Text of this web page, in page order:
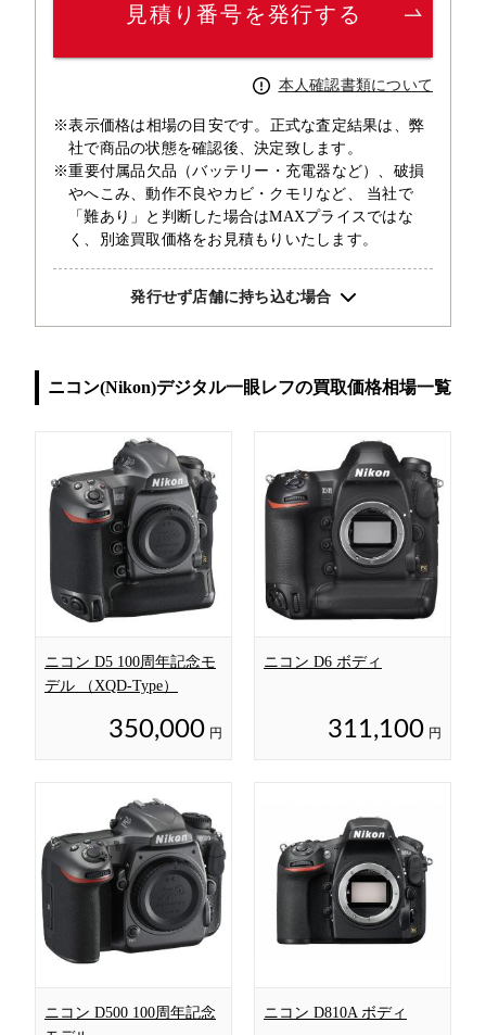
見積り番号を発行する
本人確認書類について
※表示価格は相場の目安です。正式な査定結果は、弊
社で商品の状態を確認後、決定致します。
※重要付属品欠品（バッテリー・充電器など）、破損
やへこみ、動作不良やカビ・クモリなど、 当社で
「難あり」と判断した場合はMAXプライスではな
く、別途買取価格をお見積もりいたします。
発行せず店舗に持ち込む場合
ニコン(Nikon)デジタル一眼レフの買取価格相場一覧
ニコン D5 100周年記念モ
デル （XQD-Type）
350,000 円
ニコン D6 ボディ
311,100 円
ニコン D500 100周年記念
ニコン D810A ボディ